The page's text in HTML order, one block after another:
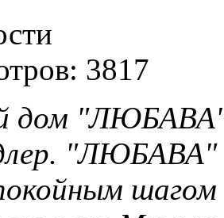
3817
дом "ЛЮБАВА"
"ЛЮБАВА"
шагом